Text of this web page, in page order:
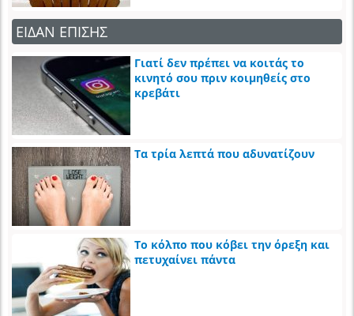
ΕΙΔΑΝ ΕΠΙΣΗΣ
Γιατί δεν πρέπει να κοιτάς το
κινητό σου πριν κοιμηθείς στο
κρεβάτι
Τα τρία λεπτά που αδυνατίζουν
Το κόλπο που κόβει την όρεξη και
πετυχαίνει πάντα